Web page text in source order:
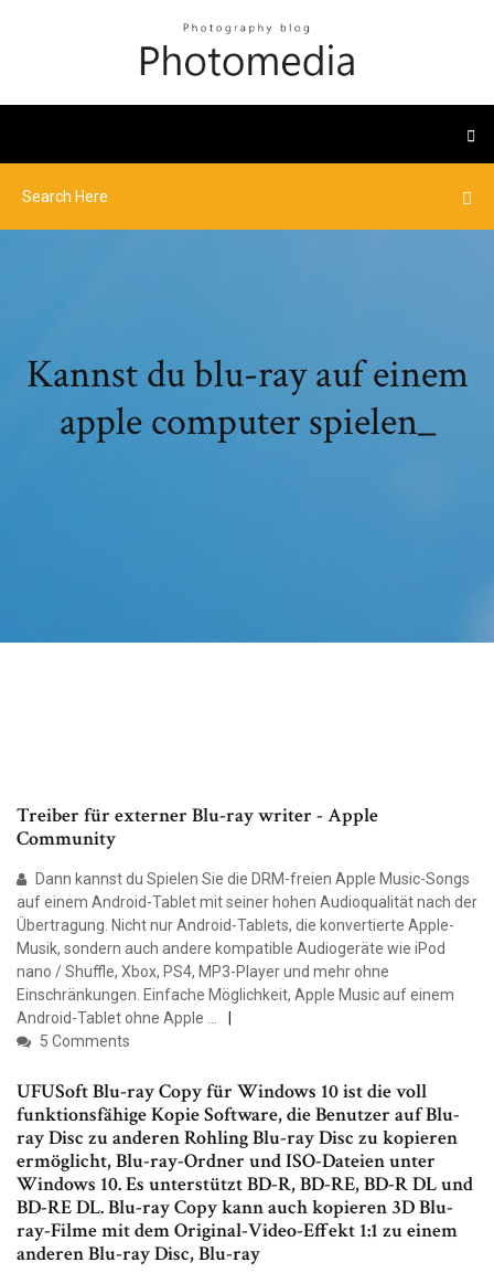
Kannst du blu-ray auf einem
apple computer spielen_
Treiber für externer Blu-ray writer - Apple
Community
Dann kannst du Spielen Sie die DRM-freien Apple Music-Songs
auf einem Android-Tablet mit seiner hohen Audioqualität nach der
Übertragung. Nicht nur Android-Tablets, die konvertierte Apple-
Musik, sondern auch andere kompatible Audiogeräte wie iPod
nano / Shuffle, Xbox, PS4, MP3-Player und mehr ohne
Einschränkungen. Einfache Möglichkeit, Apple Music auf einem
Android-Tablet ohne Apple …
5 Comments
UFUSoft Blu-ray Copy für Windows 10 ist die voll
funktionsfähige Kopie Software, die Benutzer auf Blu-
ray Disc zu anderen Rohling Blu-ray Disc zu kopieren
ermöglicht, Blu-ray-Ordner und ISO-Dateien unter
Windows 10. Es unterstützt BD-R, BD-RE, BD-R DL und
BD-RE DL. Blu-ray Copy kann auch kopieren 3D Blu-
ray-Filme mit dem Original-Video-Effekt 1:1 zu einem
anderen Blu-ray Disc, Blu-ray